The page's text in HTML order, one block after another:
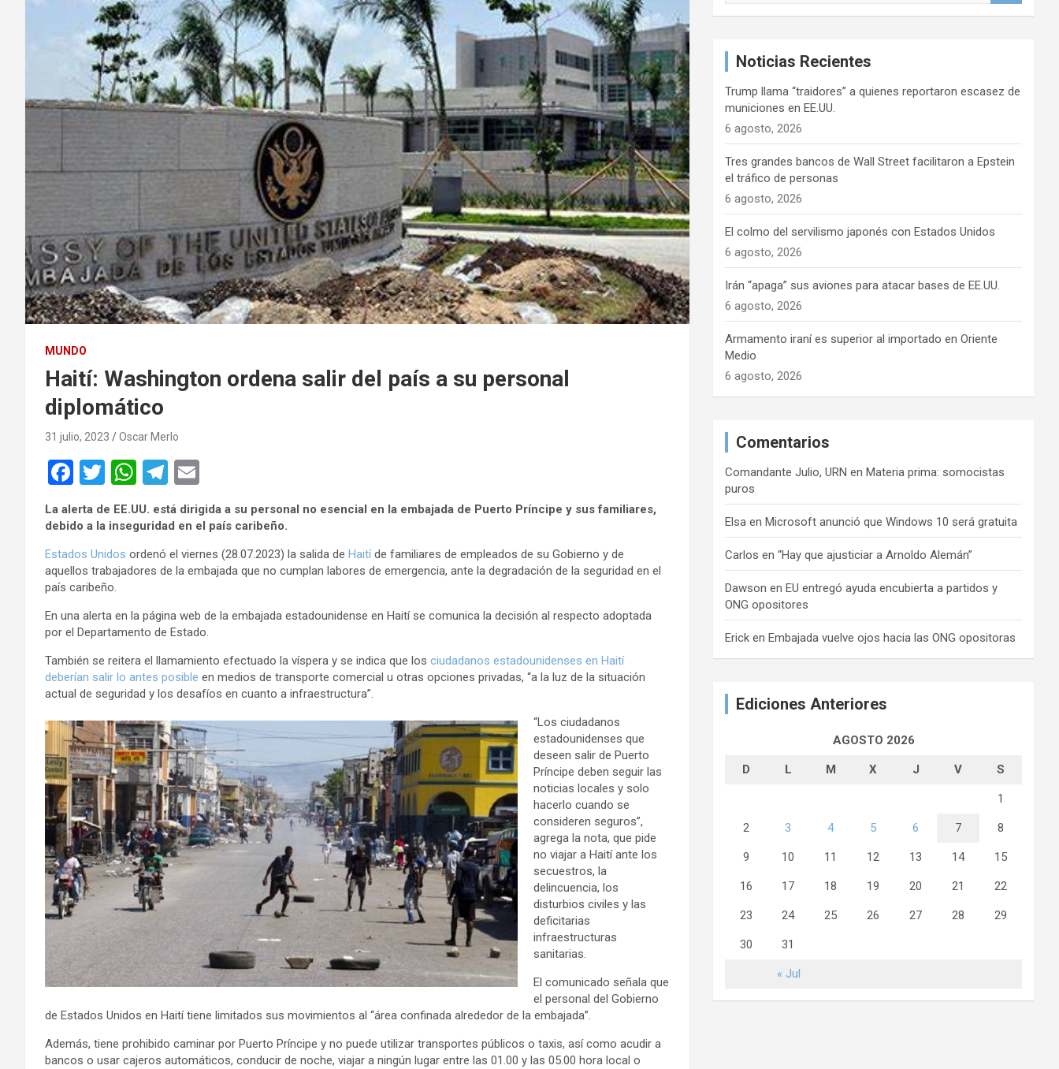
MUNDO
Haití: Washington ordena salir del país a su personal
diplomático
31 julio, 2023 Oscar Merlo
F
a
ce
b
o
o
k
T
wi
tt
er
W
h
at
s
A
p
T
el
e
gr
a
m
ail
La alerta de EE.UU. está dirigida a su personal no esencial en la embajada de Puerto Príncipe y sus familiares,
debido a la inseguridad en el país caribeño.
Estados Unidos ordenó el viernes (28.07.2023) la salida de Haitíde familiares de empleados de su Gobierno y de
aquellos trabajadores de la embajada que no cumplan labores de emergencia, ante la degradación de la seguridad en el
país caribeño.
En una alerta en la página web de la embajada estadounidense en Haití se comunica la decisión al respecto adoptada
por el Departamento de Estado.
También se reitera el llamamiento efectuado la víspera y se indica que los ciudadanos estadounidenses en Haití
deberían salir lo antes posible en medios de transporte comercial u otras opciones privadas, “a la luz de la situación
actual de seguridad y los desafíos en cuanto a infraestructura”.
“Los ciudadanos
estadounidenses que
deseen salir de Puerto
Príncipe deben seguir las
noticias locales y solo
hacerlo cuando se
consideren seguros”,
agrega la nota, que pide
no viajar a Haití ante los
secuestros, la
delincuencia, los
disturbios civiles y las
deficitarias
infraestructuras
sanitarias.
El comunicado señala que
el personal del Gobierno
de Estados Unidos en Haití tiene limitados sus movimientos al “área confinada alrededor de la embajada”.
Además, tiene prohibido caminar por Puerto Príncipe y no puede utilizar transportes públicos o taxis, así como acudir a
bancos o usar cajeros automáticos, conducir de noche, viajar a ningún lugar entre las 01.00 y las 05.00 hora local o
Noticias Recientes
Trump llama “traidores” a quienes reportaron escasez de
municiones en EE.UU.
6 agosto, 2026
Tres grandes bancos de Wall Street facilitaron a Epstein
el tráfico de personas
6 agosto, 2026
El colmo del servilismo japonés con Estados Unidos
6 agosto, 2026
Irán “apaga” sus aviones para atacar bases de EE.UU.
6 agosto, 2026
Armamento iraní es superior al importado en Oriente
Medio
6 agosto, 2026
Comentarios
Comandante Julio, URN en Materia prima: somocistas
puros
Elsa en Microsoft anunció que Windows 10 será gratuita
Carlosen“Hay que ajusticiar a Arnoldo Alemán”
Dawson en EU entregó ayuda encubierta a partidos y
ONG opositores
Erick en Embajada vuelve ojos hacia las ONG opositoras
Ediciones Anteriores
AGOSTO 2026
D L M X J V S
« Jul
1
2 3 4 5 6 7 8
9 10 11 12 13 14 15
16 17 18 19 20 21 22
23 24 25 26 27 28 29
30 31